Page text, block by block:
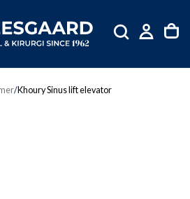
/Khoury Sinus lift elevator